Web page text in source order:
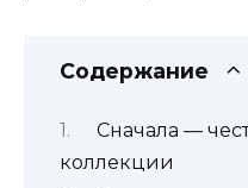
Содержание
Сначала —
коллекции